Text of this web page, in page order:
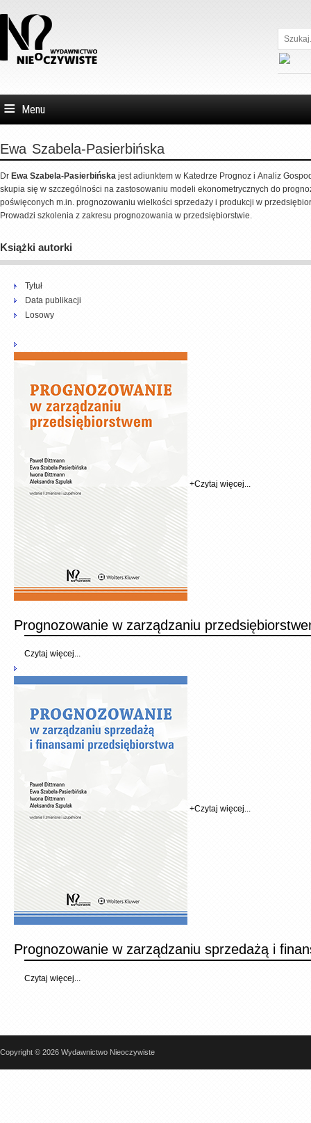
Szukaj...
Menu
Ewa Szabela-Pasierbińska
Dr Ewa Szabela-Pasierbińska jest adiunktem w Katedrze Prognoz i Analiz
skupia się w szczególności na zastosowaniu modeli ekonometrycznych do
poświęconych m.in. prognozowaniu wielkości sprzedaży i produkcji w
Prowadzi szkolenia z zakresu prognozowania w przedsiębiorstwie.
Książki autorki
Tytuł
Data publikacji
Losowy
+Czytaj więcej...
Prognozowanie w zarządzaniu
Czytaj więcej...
+Czytaj więcej...
Prognozowanie w zarządzaniu sprzedażą i
Czytaj więcej...
Copyright © 2026 Wydawnictwo Nieoczywiste